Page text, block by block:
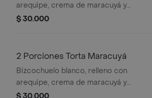
arequipe, crema de maracuyá y
chocolate, sin cubierta de crema,
presentación puede ser de forma
$ 30.000
2 Porciones Torta Maracuyá
Bizcochuelo blanco, relleno con
arequipe, crema de maracuyá y
chocolate, cubierta con crema y salsa